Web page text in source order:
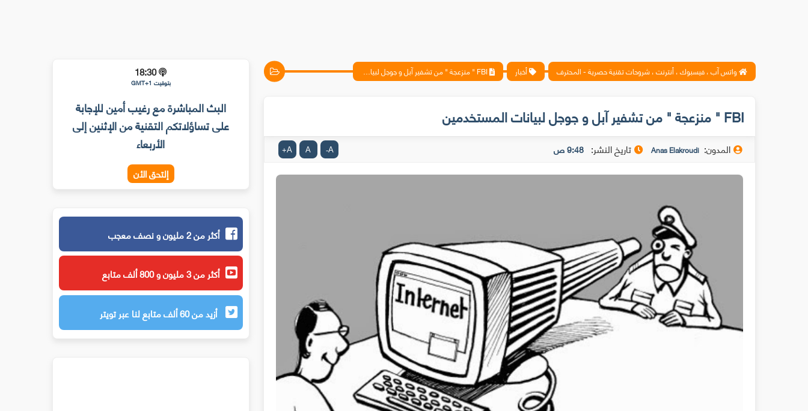
واتس آب ، فيسبوك ، أنترنت ، شروحات تقنية حصرية - المحترف أخبار
FBI " منزعجة " من تشفير آبل و جوجل لبيانات المستخدمين
المدون: Anas Elakroudi تاريخ النشر: 9:48 ص A
-
A
A
+
18:30
بتوقيت GMT+1
البث المباشرة مع رغيب أمين للإجابة
على تساؤلاتكم التقنية من الإثنين إلى
الأربعاء
إلتحق الأن
أكثر من 2 مليون و نصف معجب
أكثر من 3 مليون و 800 ألف متابع
أزيد من 60 ألف متابع لنا عبر تويتر